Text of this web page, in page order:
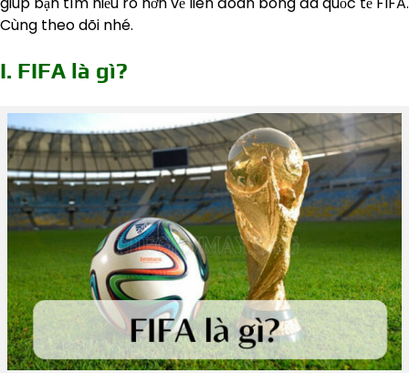
Cùng theo dõi nhé.
I. FIFA là gì?